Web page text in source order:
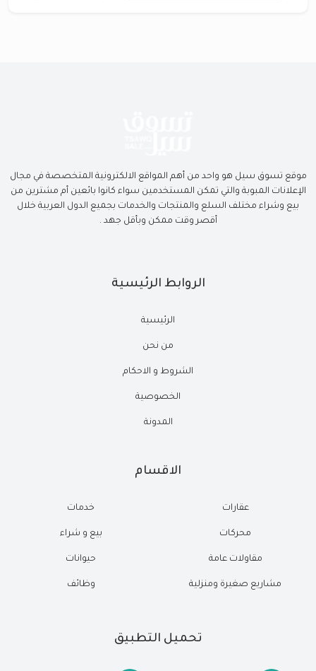
موقع تسوق سيل هو واحد من أهم المواقع الالكترونية المتخصصة في مجال
الإعلانات المبوبة والتي تمكن المستخدمين سواء كانوا بائعين أم مشترين من
بيع وشراء مختلف السلع والمنتجات والخدمات بجميع الدول العربية خلال
أقصر وقت ممكن وبأقل جهد .
الروابط الرئيسية
الرئيسية
من نحن
الشروط و الاحكام
الخصوصية
المدونة
الاقسام
عقارات
محركات
مقاولات عامة
مشاريع صغيرة ومنزلية
خدمات
بيع و شراء
حيوانات
وظائف
تحميل التطبيق